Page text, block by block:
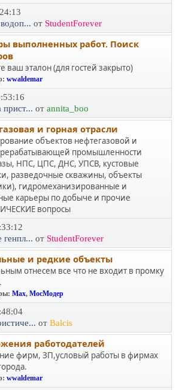
от StudentForever
выполненных работ. Поиск
ваш эталон (для гостей закрыто)
wwaldemar
прист... от annita_boo
и горная отрасли
объектов нефтегазовой и
промышленности
НПС, ЦПС, ДНС, УПСВ, кустовые
разведочные скважины, объекты
гидромеханизированные и
карьеры по добыче и прочие
вопросы
генпл... от StudentForever
и редкие объекты
отнесем все что не входит в промку
Max, МосМодер
от Balcis
работодателей
фирм, ЗП,условый работы в фирмах
wwaldemar